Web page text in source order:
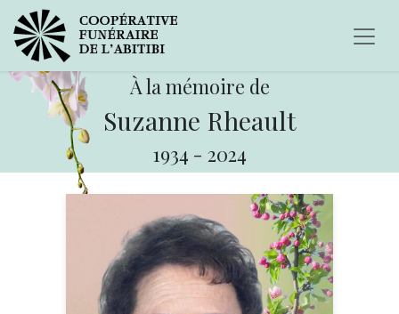
À la mémoire de
Suzanne Rheault
1934 - 2024